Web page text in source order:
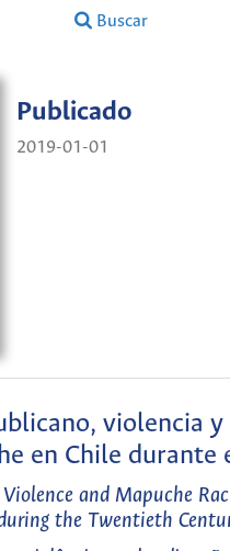
Buscar
Publicado
2019-01-01
violencia
en Chile durante
and Mapuche
the Twentieth